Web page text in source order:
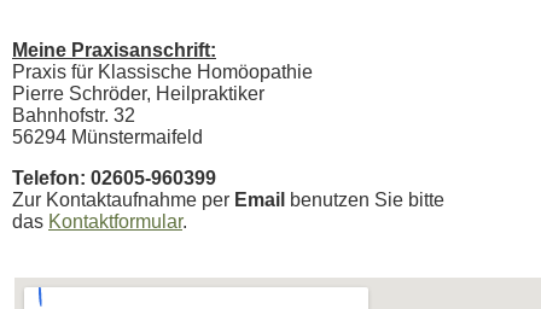
Meine Praxisanschrift:
Praxis für Klassische Homöopathie
Pierre Schröder, Heilpraktiker
Bahnhofstr. 32
56294 Münstermaifeld
Telefon: 02605-960399
Zur Kontaktaufnahme per Email benutzen Sie bitte
das Kontaktformular.